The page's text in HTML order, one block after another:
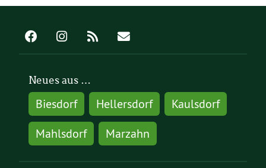
Neues aus …
Biesdorf Hellersdorf
Kaulsdorf
Mahlsdorf
Marzahn